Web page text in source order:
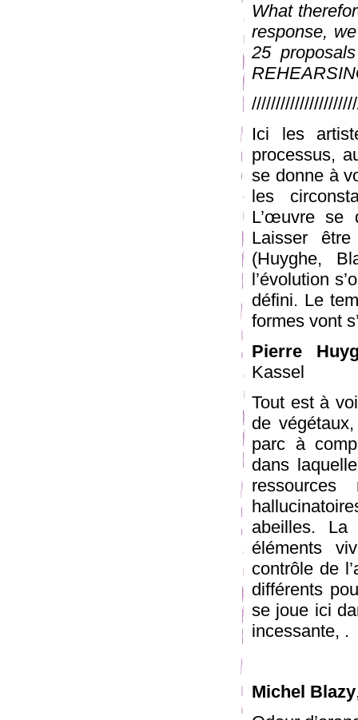
What
response,
25
Ici les
processus,
se donne à
les
L’œuvre se
Laisser
(Huyghe,
l’évolution
défini. Le
formes vont
Pierre
Kassel
Tout est à
de
parc à
dans
abeilles. La
éléments
contrôle de
différents
se joue ici
incessante, .
Michel Blazy